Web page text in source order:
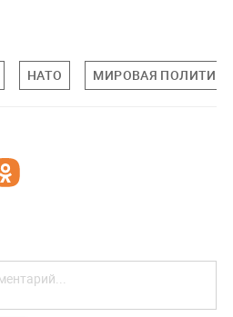
НАТО МИРОВАЯ ПОЛИТИКА